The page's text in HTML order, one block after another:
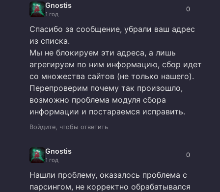
Gnostis
1 год
0
Спасибо за сообщение, убрали ваш адрес
из списка.
Мы не блокируем эти адреса, а лишь
агрегируем по ним информацию, сбор идет
со множества сайтов (не только нашего).
Перепроверим почему так произошло,
возможно проблема модуля сбора
информации и постараемся исправить.
Войдите, чтобы ответить
Gnostis
1 год
0
Нашли проблему, оказалось проблема с
парсингом, не корректно обрабатывался